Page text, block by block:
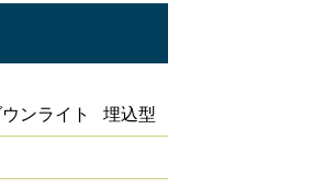
ンライト 埋込型